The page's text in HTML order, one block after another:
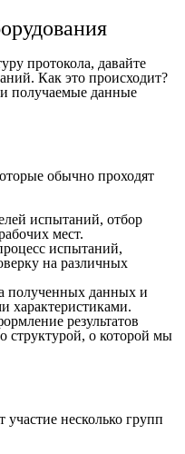
протокола, давайте
Как это происходит?
получаемые данные
обычно проходят
испытаний, отбор
мест.
испытаний,
на различных
полученных данных и
характеристиками.
результатов
структурой, о которой мы
несколько групп